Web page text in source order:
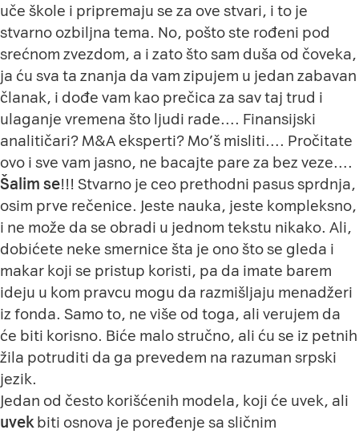
uče škole i pripremaju se za ove stvari, i to je
stvarno ozbiljna tema. No, pošto ste rođeni pod
srećnom zvezdom, a i zato što sam duša od čoveka,
ja ću sva ta znanja da vam zipujem u jedan zabavan
članak, i dođe vam kao prečica za sav taj trud i
ulaganje vremena što ljudi rade…. Finansijski
analitičari? M&A eksperti? Mo’š misliti…. Pročitate
ovo i sve vam jasno, ne bacajte pare za bez veze….
Šalim se!!! Stvarno je ceo prethodni pasus sprdnja,
osim prve rečenice. Jeste nauka, jeste kompleksno,
i ne može da se obradi u jednom tekstu nikako. Ali,
dobićete neke smernice šta je ono što se gleda i
makar koji se pristup koristi, pa da imate barem
ideju u kom pravcu mogu da razmišljaju menadžeri
iz fonda. Samo to, ne više od toga, ali verujem da
će biti korisno. Biće malo stručno, ali ću se iz petnih
žila potruditi da ga prevedem na razuman srpski
jezik.
Jedan od često korišćenih modela, koji će uvek, ali
uvekbiti osnova je poređenje sa sličnim